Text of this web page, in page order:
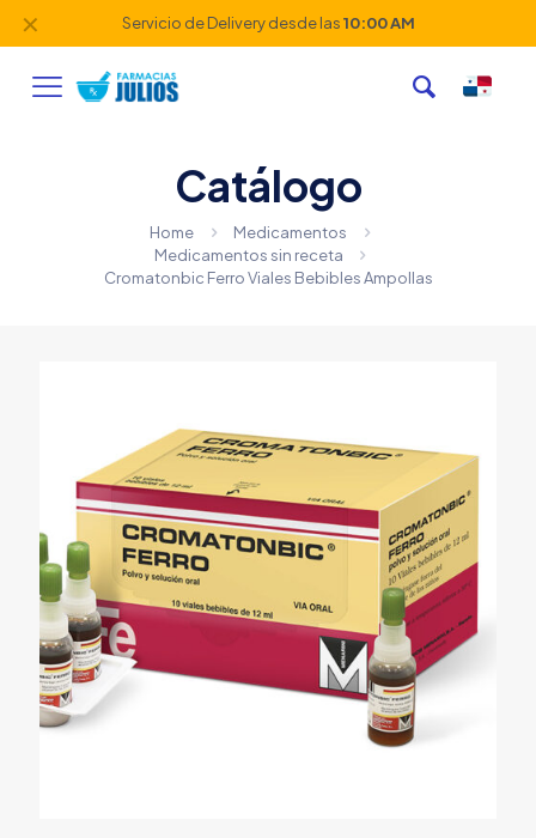
Servicio de Delivery desde las10:00 AM
✕
Catálogo
Home
Medicamentos
Medicamentos sin receta
Cromatonbic Ferro Viales Bebibles Ampollas